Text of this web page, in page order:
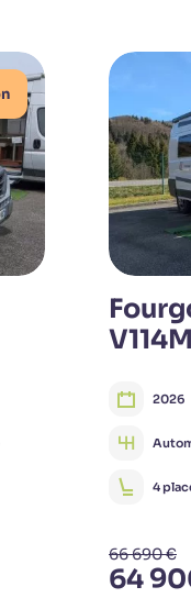
2026
4
66 690 €
64